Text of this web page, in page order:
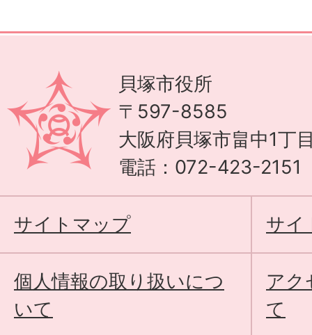
貝塚市役所
〒597-8585
大阪府貝塚市畠中1丁
電話：072-423-2151
サイトマップ サイ
個人情報の取り扱いにつ
いて
アク
て